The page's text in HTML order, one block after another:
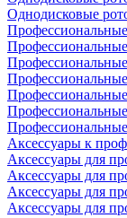
Однодисковые
Аксессуары к
Аксессуары для
Аксессуары для
Аксессуары для
Аксессуары для